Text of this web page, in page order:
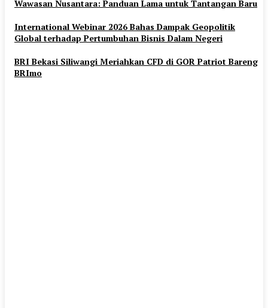
Wawasan Nusantara: Panduan Lama untuk Tantangan Baru
International Webinar 2026 Bahas Dampak Geopolitik
Global terhadap Pertumbuhan Bisnis Dalam Negeri
BRI Bekasi Siliwangi Meriahkan CFD di GOR Patriot Bareng
BRImo